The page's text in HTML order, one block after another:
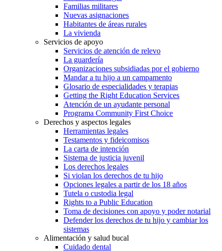
Familias militares
Nuevas asignaciones
Habitantes de áreas rurales
La vivienda
Servicios de apoyo
Servicios de atención de relevo
La guardería
Organizaciones subsidiadas por el gobierno
Mandar a tu hijo a un campamento
Glosario de especialidades y terapias
Getting the Right Education Services
Atención de un ayudante personal
Programa Community First Choice
Derechos y aspectos legales
Herramientas legales
Testamentos y fideicomisos
La carta de intención
Sistema de justicia juvenil
Los derechos legales
Si violan los derechos de tu hijo
Opciones legales a partir de los 18 años
Tutela o custodia legal
Rights to a Public Education
Toma de decisiones con apoyo y poder notarial
Defender los derechos de tu hijo y cambiar los
sistemas
Alimentación y salud bucal
Cuidado dental